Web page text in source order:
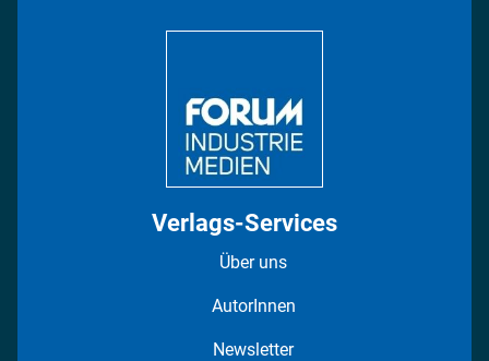
Verlags-Services
Über uns
AutorInnen
Newsletter